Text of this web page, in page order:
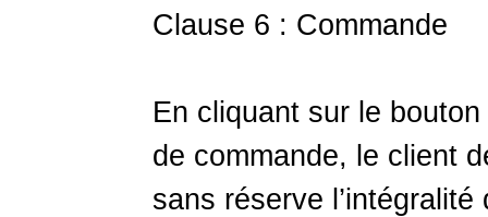
Clause 6 : Commande
En cliquant sur le
de commande, le client
sans réserve